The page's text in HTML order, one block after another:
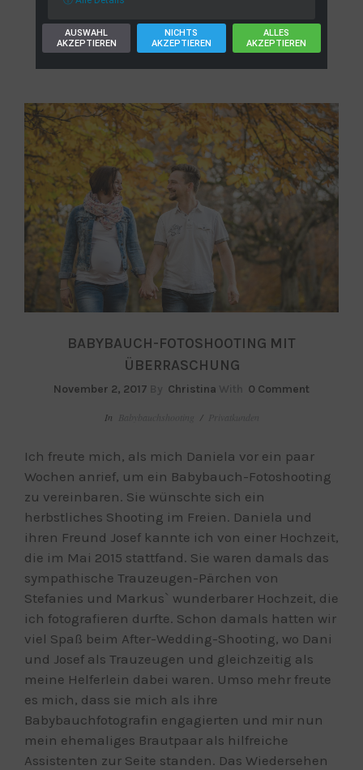
BABYBAUCH-FOTOSHOOTING MIT
ÜBERRASCHUNG
November 2, 2017 Christina 0 Comment
In /
Ich freute mich, als mich Daniela vor ein paar
Wochen anrief, um ein Babybauch-Fotoshooting
zu vereinbaren. Sie wünschte sich ein
herbstliches Shooting im Freien. Daniela und
ihren Freund Josef kannte ich von einer Hochzeit,
die im Mai 2015 stattfand. Sie waren damals das
sympathische Trauzeugen-Pärchen von
Stefanies und Markus` wunderbarer Hochzeit, die
ich fotografieren durfte. Schon damals hatten wir
viel Spaß beim After-Wedding-Shooting, wo Dani
und Josef als Trauzeugen und gleichzeitig als
meine Helferlein dabei waren. Umso mehr freute
es mich, dass sie mich als ihre
Babybauchfotografin engagierten und mir nun
mein ehemaliges Brautpaar als hilfreiche
Assistenten zur Seite standen. Das Wiedersehen
AUSWAHL
AKZEPTIEREN
NICHTS
AKZEPTIEREN
ALLES
AKZEPTIEREN